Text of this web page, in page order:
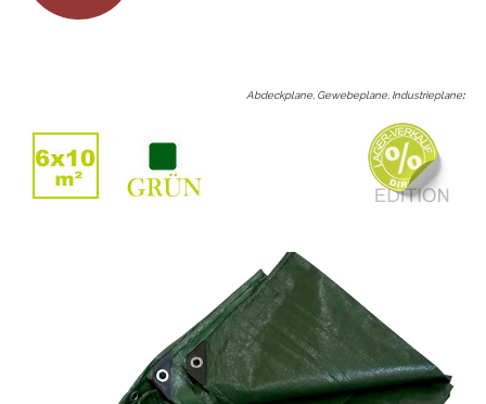
Abdeckplane, Gewebeplane, Industrieplane: